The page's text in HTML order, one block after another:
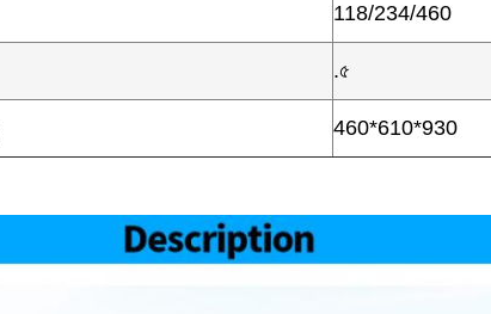
118/234/460
.৫
460*610*930